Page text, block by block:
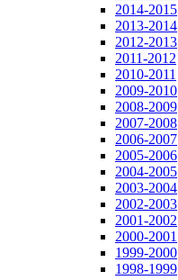
2014-2015
2013-2014
2012-2013
2011-2012
2010-2011
2009-2010
2008-2009
2007-2008
2006-2007
2005-2006
2004-2005
2003-2004
2002-2003
2001-2002
2000-2001
1999-2000
1998-1999